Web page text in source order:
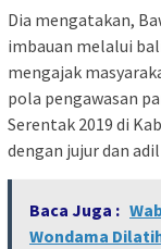
Dia mengatakan,
imbauan melalui
mengajak
pola pengawasan
Serentak 2019 di
dengan jujur dan
Baca Juga :
Wondama